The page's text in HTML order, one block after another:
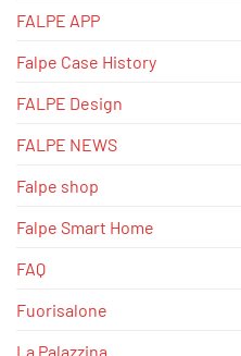
FALPE APP
Falpe Case History
FALPE Design
FALPE NEWS
Falpe shop
Falpe Smart Home
FAQ
Fuorisalone
La Palazzina